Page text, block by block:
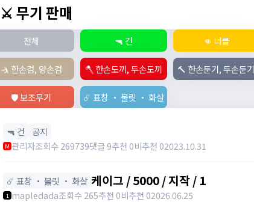
⚔️ 무기 판매
전체 🔫 건 👊 너클
🤺 한손검, 양손검 🪓 한손도끼, 두손도끼 🔨 한손둔기, 두손둔기
🛡️ 보조무기 ☄️ 표창 ・ 불릿 ・ 화살
🔫 건 공지
M 관리자조회수 269739댓글 9추천 0비추천 02023.10.31
☄️ 표창 ・ 불릿 ・ 화살 케이그 / 5000 / 지작 / 1
1 mapledada조회수 265추천 0비추천 02026.06.25